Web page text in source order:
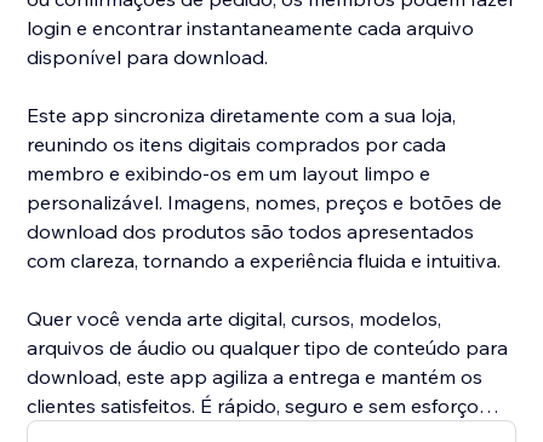
login e encontrar instantaneamente cada arquivo
disponível para download.
Este app sincroniza diretamente com a sua loja,
reunindo os itens digitais comprados por cada
membro e exibindo-os em um layout limpo e
personalizável. Imagens, nomes, preços e botões de
download dos produtos são todos apresentados
com clareza, tornando a experiência fluida e intuitiva.
Quer você venda arte digital, cursos, modelos,
arquivos de áudio ou qualquer tipo de conteúdo para
download, este app agiliza a entrega e mantém os
clientes satisfeitos. É rápido, seguro e sem esforço